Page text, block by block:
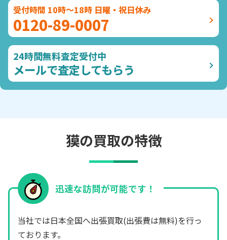
受付時間 10時～18時 日曜・祝日休み
0120-89-0007
24時間無料査定受付中
メールで査定してもらう
獏の買取の特徴
迅速な訪問が可能です！
当社では日本全国へ出張買取(出張費は無料)を行っ
ております。